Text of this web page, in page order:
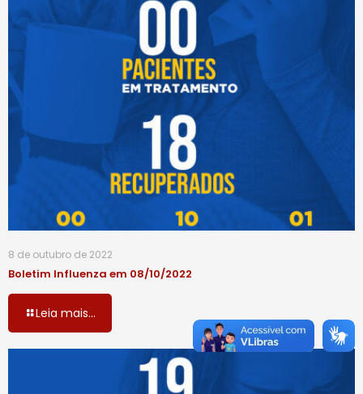
8 de outubro de 2022
Boletim Influenza em 08/10/2022
Leia mais...